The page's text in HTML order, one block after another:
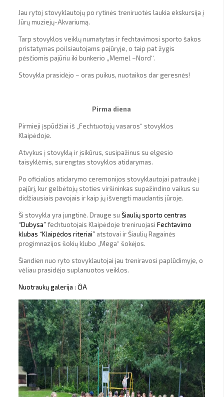
Jau rytoj stovyklautojų po rytinės treniruotės laukia ekskursija į
Jūrų muziejų-Akvariumą.
Tarp stovyklos veiklų numatytas ir fechtavimosi sporto šakos
pristatymas poilsiautojams pajūryje, o taip pat žygis
pėsčiomis pajūriu iki bunkerio ,,Memel –Nord‘‘.
Stovykla prasidėjo – oras puikus, nuotaikos dar geresnės!
Pirma diena
Pirmieji įspūdžiai iš „Fechtuotojų vasaros“ stovyklos
Klaipėdoje.
Atvykus į stovyklą ir įsikūrus, susipažinus su elgesio
taisyklėmis, surengtas stovyklos atidarymas.
Po oficialios atidarymo ceremonijos stovyklautojai patraukė į
pajūrį, kur gelbėtojų stoties viršininkas supažindino vaikus su
didžiausiais pavojais ir kaip jų išvengti maudantis jūroje.
Ši stovykla yra jungtinė. Drauge su Šiaulių sporto centras
“Dubysa” fechtuotojais Klaipėdoje treniruojasi Fechtavimo
klubas “Klaipėdos riteriai” atstovai ir Šiaulių Ragainės
progimnazijos šokių klubo „Mega“ šokėjos.
Šiandien nuo ryto stovyklautojai jau treniravosi paplūdimyje, o
vėliau prasidėjo suplanuotos veiklos.
Nuotraukų galerija : ČIA